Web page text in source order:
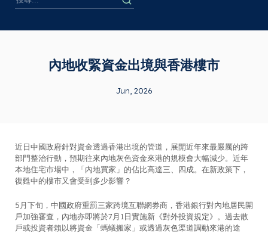
內地收緊資金出境與香港樓市
Jun, 2026
近日中國政府針對資金透過香港出境的管道，展開近年來最嚴厲的跨
部門整治行動，預期往來內地灰色資金來港的規模會大幅減少。近年
本地住宅市場中，「內地買家」的佔比高達三、四成。在新政策下，
復甦中的樓市又會受到多少影響？
5月下旬，中國政府重罰三家跨境互聯網券商，香港銀行對內地居民開
戶加強審查，內地亦即將於7月1日實施新《對外投資規定》。過去散
戶或投資者賴以將資金「螞蟻搬家」或透過灰色渠道調動來港的途